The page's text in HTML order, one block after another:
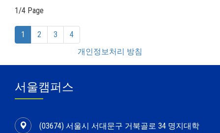
1/4 Page
1 (current)
2 3
4
개인정보처리 방침
서울캠퍼스
(03674) 서울시 서대문구 거북골로 34 명지대학